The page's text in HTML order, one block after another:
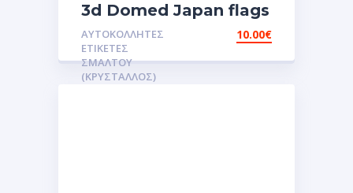
3d Domed Japan flags
reflective sticker
αυτοκόλλητες ετικέτες
3D Σμάλτου.Αυτοκόλλητα
ΑΥΤΟΚΌΛΛΗΤΕΣ
ΕΤΙΚΈΤΕΣ
ΣΜΆΛΤΟΥ
(ΚΡΥΣΤΑΛΛΟΣ)
10.00€